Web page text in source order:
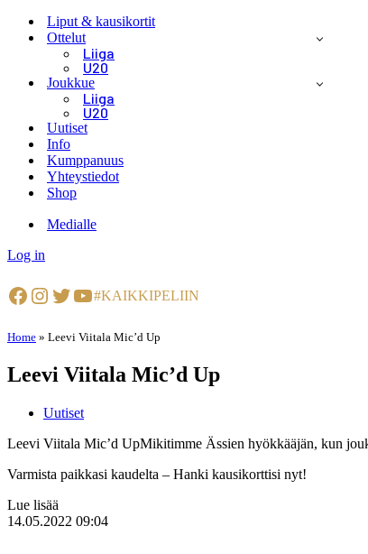
Liput & kausikortit
Ottelut
Liiga
U20
Joukkue
Liiga
U20
Uutiset
Info
Kumppanuus
Yhteystiedot
Shop
Medialle
Log in
Facebook
Instagram
Twitter
YouTube
#KAIKKIPELIIN
Home » Leevi Viitala Mic’d Up
Leevi Viitala Mic’d Up
Uutiset
Leevi Viitala Mic’d UpMikitimme Ässien hyökkääjän, kun
Varmista paikkasi kaudelta – Hanki kausikorttisi nyt!
Lue lisää
14.05.2022 09:04